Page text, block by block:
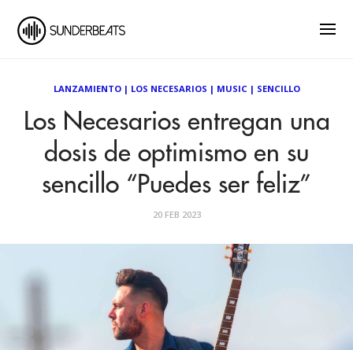
LANZAMIENTO| LOS NECESARIOS | MUSIC| SENCILLO
Los Necesarios entregan una
dosis de optimismo en su
sencillo “Puedes ser feliz”
20 FEB 2023